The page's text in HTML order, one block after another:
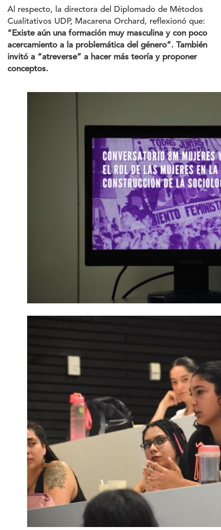
Al respecto, la directora del Diplomado de Métodos
Cualitativos UDP, Macarena Orchard, reflexionó que:
“Existe aún una formación muy masculina y con poco
acercamiento a la problemática del género”. También
invitó a “atreverse” a hacer más teoría y proponer
conceptos.